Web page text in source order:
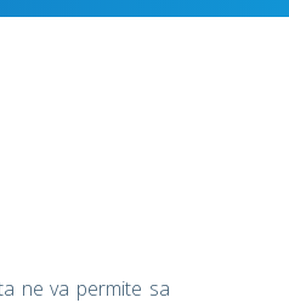
ne va permite sa